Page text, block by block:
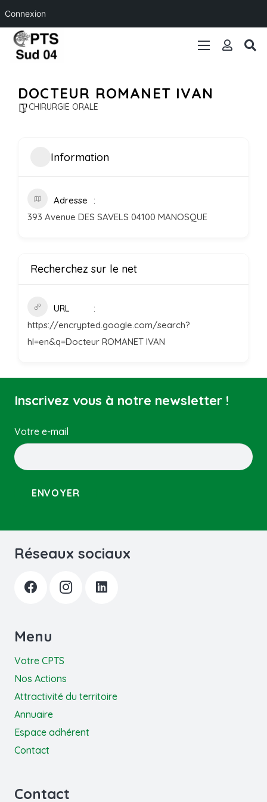
Connexion
DOCTEUR ROMANET IVAN
CHIRURGIE ORALE
Information
Adresse
393 Avenue DES SAVELS 04100 MANOSQUE
Recherchez sur le net
URL
https://encrypted.google.com/search?
hl=en&q=Docteur ROMANET IVAN
Inscrivez vous à notre newsletter !
Votre e-mail
Réseaux sociaux
Menu
Votre CPTS
Nos Actions
Attractivité du territoire
Annuaire
Espace adhérent
Contact
Contact